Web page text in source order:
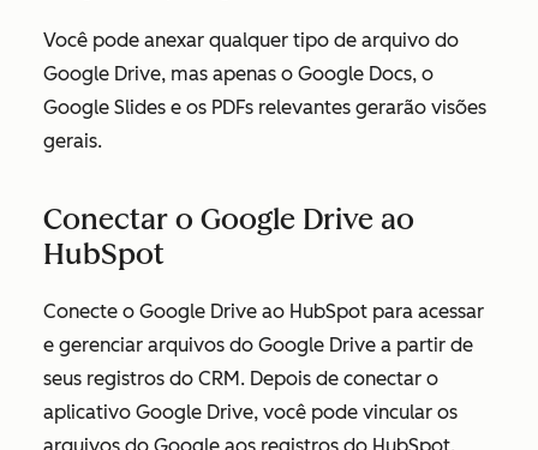
Você pode anexar qualquer tipo de arquivo do
Google Drive, mas apenas o Google Docs, o
Google Slides e os PDFs relevantes gerarão visões
gerais.
Conectar o Google Drive ao
HubSpot
Conecte o Google Drive ao HubSpot para acessar
e gerenciar arquivos do Google Drive a partir de
seus registros do CRM. Depois de conectar o
aplicativo Google Drive, você pode vincular os